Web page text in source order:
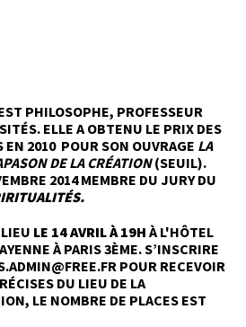
PHILOSOPHE, PROFESSEUR
ELLE A OBTENU LE PRIX DES
EN 2010 POUR SON OUVRAGE LA
DE LA CRÉATION(SEUIL).
2014 MEMBRE DU JURY DU
LE 14 AVRIL À 19H À L'HÔTEL
À PARIS 3ÈME. S’INSCRIRE
POUR RECEVOIR
DU LIEU DE LA
LE NOMBRE DE PLACES EST